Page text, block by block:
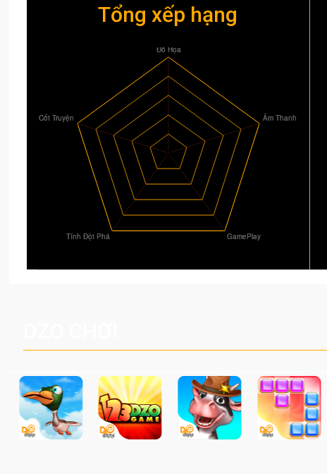
Tổng xếp hạng